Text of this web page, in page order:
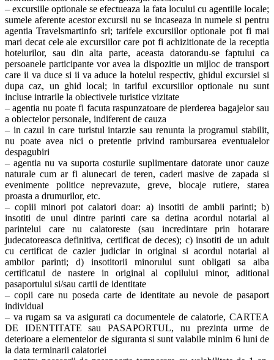
– excursiile optionale se efectueaza la fata locului cu agentiile locale;
sumele aferente acestor excursii nu se incaseaza in numele si pentru
agentia Travelsmartinfo srl; tarifele excursiilor optionale pot fi mai
mari decat cele ale excursiilor care pot fi achizitionate de la receptia
hotelurilor, sau din alta parte, aceasta datorandu-se faptului ca
persoanele participante vor avea la dispozitie un mijloc de transport
care ii va duce si ii va aduce la hotelul respectiv, ghidul excursiei si
dupa caz, un ghid local; in tariful excursiilor optionale nu sunt
incluse intrarile la obiectivele turistice vizitate
– agentia nu poate fi facuta raspunzatoare de pierderea bagajelor sau
a obiectelor personale, indiferent de cauza
– in cazul in care turistul intarzie sau renunta la programul stabilit,
nu poate avea nici o pretentie privind rambursarea eventualelor
despagubiri
– agentia nu va suporta costurile suplimentare datorate unor cauze
naturale cum ar fi alunecari de teren, caderi masive de zapada si
evenimente politice neprevazute, greve, blocaje rutiere, starea
proasta a drumurilor, etc.
– copiii minori pot calatori doar: a) insotiti de ambii parinti; b)
insotiti de unul dintre parinti care sa detina acordul notarial al
parintelui care nu calatoreste (sau incredintare prin hotarare
judecatoreasca definitiva, certificat de deces); c) insotiti de un adult
cu certificat de cazier judiciar in original si acordul notarial al
ambilor parinti; d) insotitorii minorului sunt obligati sa aiba
certificatul de nastere in original al copilului minor, aditional
pasaportului si/sau cartii de identitate
– copii care nu poseda carte de identitate au nevoie de pasaport
individual
– va rugam sa va asigurati ca documentele de calatorie, CARTEA
DE IDENTITATE sau PASAPORTUL, nu prezinta urme de
deterioare a elementelor de siguranta si sunt valabile minim 6 luni de
la data terminarii calatoriei